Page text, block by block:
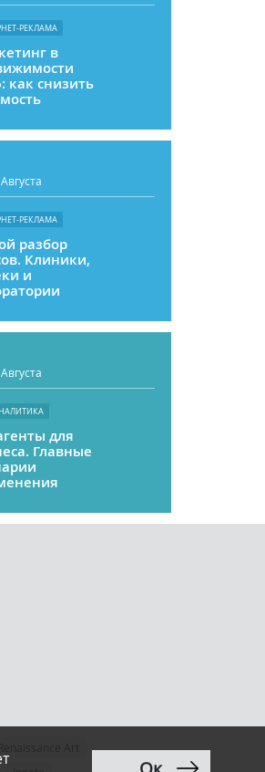
РЕКЛАМА
в
как снизить
Августа
РЕКЛАМА
разбор
Клиники,
и
Августа
для
Главные